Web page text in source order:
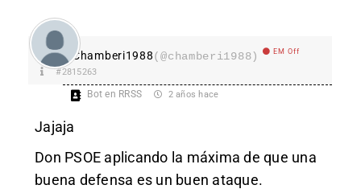
Chamberi1988(@chamberi1988) EM Off
#2815263
Bot en RRSS 2 años hace
Jajaja
Don PSOE aplicando la máxima de que una
buena defensa es un buen ataque.